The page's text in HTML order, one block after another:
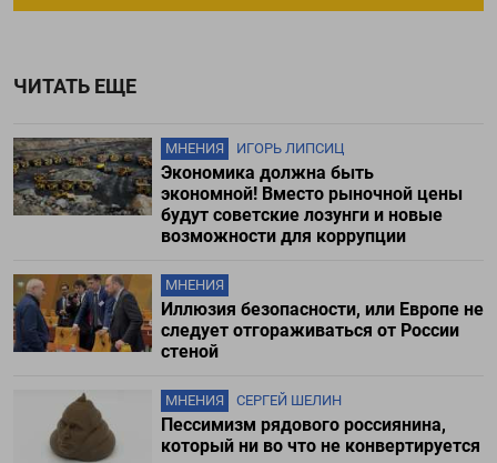
ЧИТАТЬ ЕЩЕ
МНЕНИЯ ИГОРЬ ЛИПСИЦ
Экономика должна быть
экономной! Вместо рыночной цены
будут советские лозунги и новые
возможности для коррупции
МНЕНИЯ
Иллюзия безопасности, или Европе не
следует отгораживаться от России
стеной
МНЕНИЯ СЕРГЕЙ ШЕЛИН
Пессимизм рядового россиянина,
который ни во что не конвертируется